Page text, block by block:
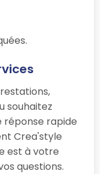
souhaitez
réponse rapide
Crea'style
est à votre
questions.